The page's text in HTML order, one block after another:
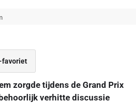
favoriet
zorgde tijdens de Grand Prix
verhitte discussie